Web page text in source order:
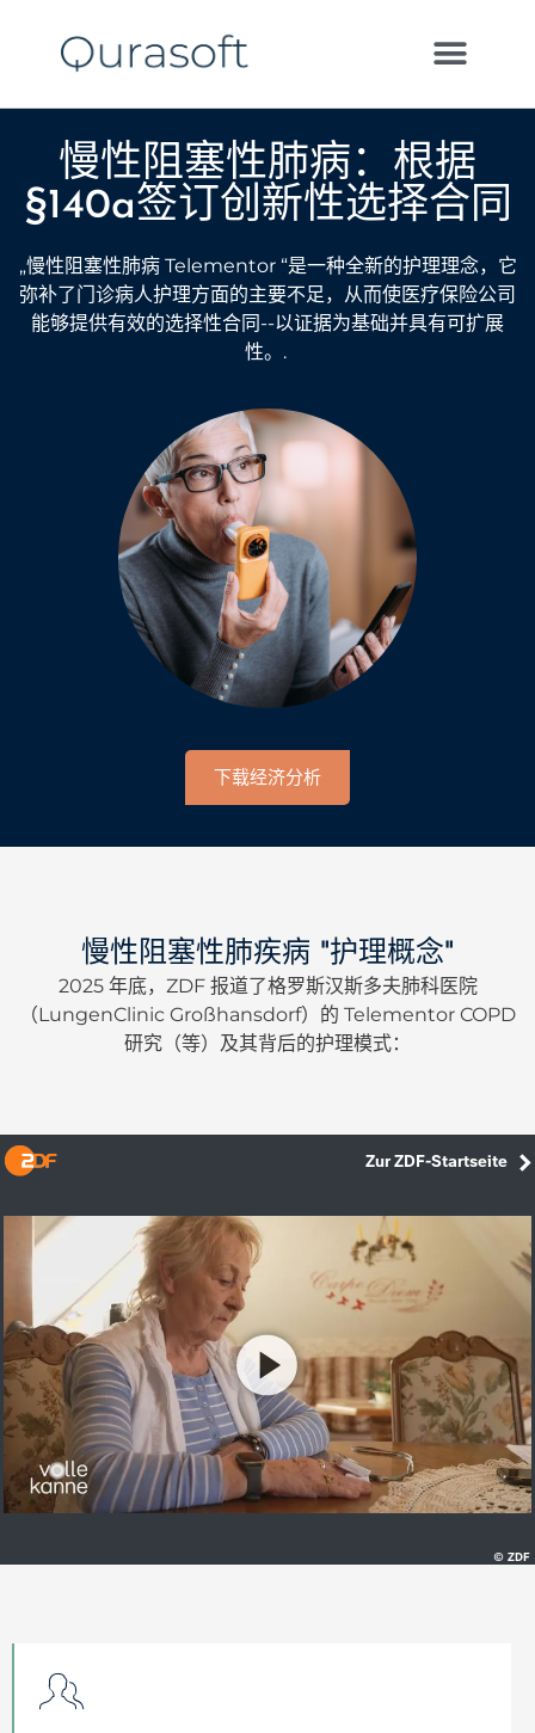
慢性阻塞性肺病：根据
§140a签订创新性选择合同
„慢性阻塞性肺病 Telementor “是一种全新的护理理念，它
弥补了门诊病人护理方面的主要不足，从而使医疗保险公司
能够提供有效的选择性合同--以证据为基础并具有可扩展
性。.
下载经济分析
慢性阻塞性肺疾病 "护理概念"
2025 年底，ZDF 报道了格罗斯汉斯多夫肺科医院
（LungenClinic Großhansdorf）的 Telementor COPD
研究（等）及其背后的护理模式：